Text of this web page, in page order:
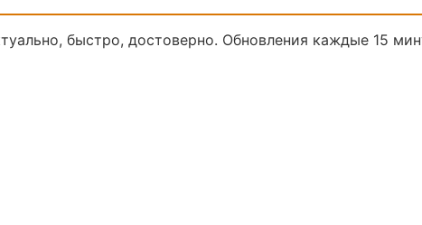
быстро, достоверно. Обновления каждые 15